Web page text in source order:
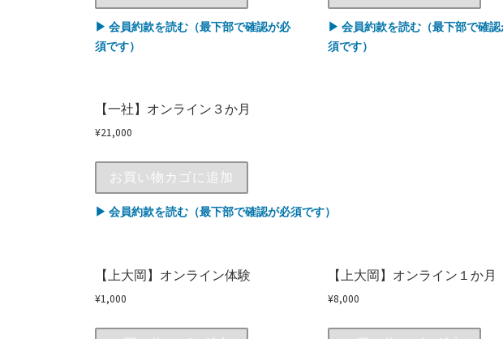
▶ 会員約款を読む（最下部で確認が必
須です）
▶ 会員約款を読む（最下部で確認
須です）
【一社】オンライン３か月
¥21,000
お買い物カゴに追加
▶ 会員約款を読む（最下部で確認が必須です）
【上大岡】オンライン体験
¥1,000
【上大岡】オンライン１か月
¥8,000